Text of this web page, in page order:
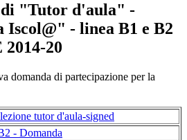
di "Tutor d'aula" -
- linea B1 e B2
20
domanda di partecipazione per la
tutor d'aula-signed
- Domanda